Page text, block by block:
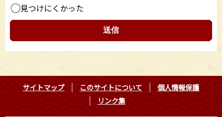
見つけにくかった
サイトマップ このサイトについて
個人情報保護
リンク集